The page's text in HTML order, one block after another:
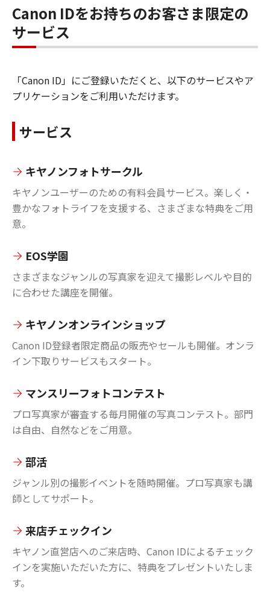
Canon IDをお持ちのお客さま限定の
サービス
「Canon ID」にご登録いただくと、以下のサービスやア
プリケーションをご利用いただけます。
サービス
キヤノンフォトサークル
キヤノンユーザーのための有料会員サービス。楽しく・
豊かなフォトライフを支援する、さまざまな特典をご用
意。
EOS学園
さまざまなジャンルの写真家を迎えて撮影レベルや目的
に合わせた講座を開催。
キヤノンオンラインショップ
Canon ID登録者限定商品の販売やセールも開催。オンラ
イン下取りサービスもスタート。
マンスリーフォトコンテスト
プロ写真家が審査する毎月開催の写真コンテスト。部門
は自由、自然などをご用意。
部活
ジャンル別の撮影イベントを随時開催。プロ写真家も講
師としてサポート。
来店チェックイン
キヤノン直営店へのご来店時、Canon IDによるチェック
インを実施いただいた方に、特典をプレゼントいたしま
す。